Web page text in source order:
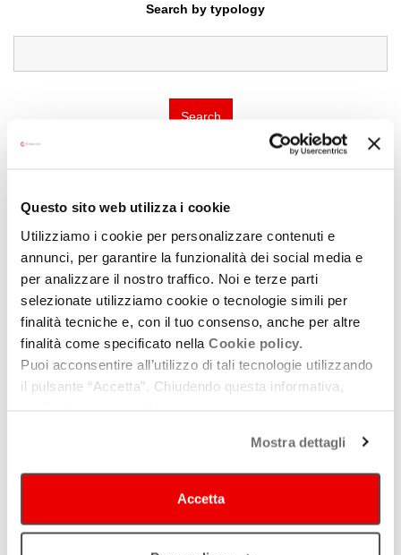
Questo sito web utilizza i cookie
Utilizziamo i cookie per personalizzare contenuti e
annunci, per garantire la funzionalità dei social media e
per analizzare il nostro traffico. Noi e terze parti
selezionate utilizziamo cookie o tecnologie simili per
finalità tecniche e, con il tuo consenso, anche per altre
finalità come specificato nella Cookie policy.
Puoi acconsentire all’utilizzo di tali tecnologie utilizzando
il pulsante “Accetta”. Chiudendo questa informativa,
Mostra dettagli
Accetta
Search by typology
Search